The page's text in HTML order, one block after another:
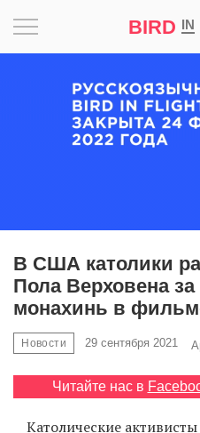
BIRD IN
В США католики
Пола Верховена
монахинь в
Новости 29 сентября 2021
Читайте нас в
Католические